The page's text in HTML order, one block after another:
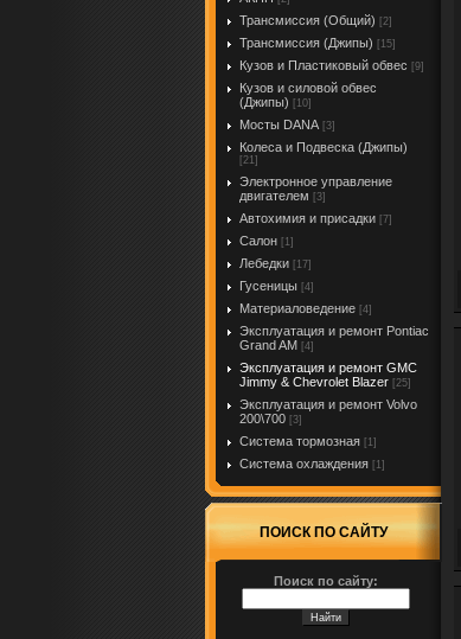
Трансмиссия (Общий) [2]
Трансмиссия (Джипы) [15]
Кузов и Пластиковый обвес [9]
Кузов и силовой обвес
(Джипы) [10]
Мосты DANA [3]
Колеса и Подвеска (Джипы)
[21]
Электронное управление
двигателем [3]
Автохимия и присадки [7]
Салон [1]
Лебедки [17]
Гусеницы [4]
Материаловедение [4]
Эксплуатация и ремонт Pontiac
Grand AM [4]
Эксплуатация и ремонт GMC
Jimmy & Chevrolet Blazer [25]
Эксплуатация и ремонт Volvo
200\700 [3]
Система тормозная [1]
Система охлаждения [1]
ПОИСК ПО САЙТУ
Поиск по сайту: